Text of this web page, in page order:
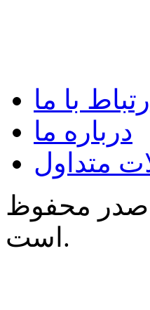
ارتباط با ما
درباره ما
متداول
صدر محفوظ
است.